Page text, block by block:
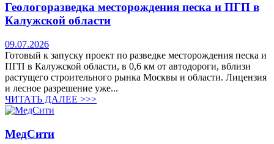
Геологоразведка месторождения песка и ПГП в
Калужской области
09.07.2026
Готовый к запуску проект по разведке месторождения песка и
ПГП в Калужской области, в 0,6 км от автодороги, вблизи
растущего строительного рынка Москвы и области. Лицензия
и лесное разрешение уже...
ЧИТАТЬ ДАЛЕЕ >>>
МедСити